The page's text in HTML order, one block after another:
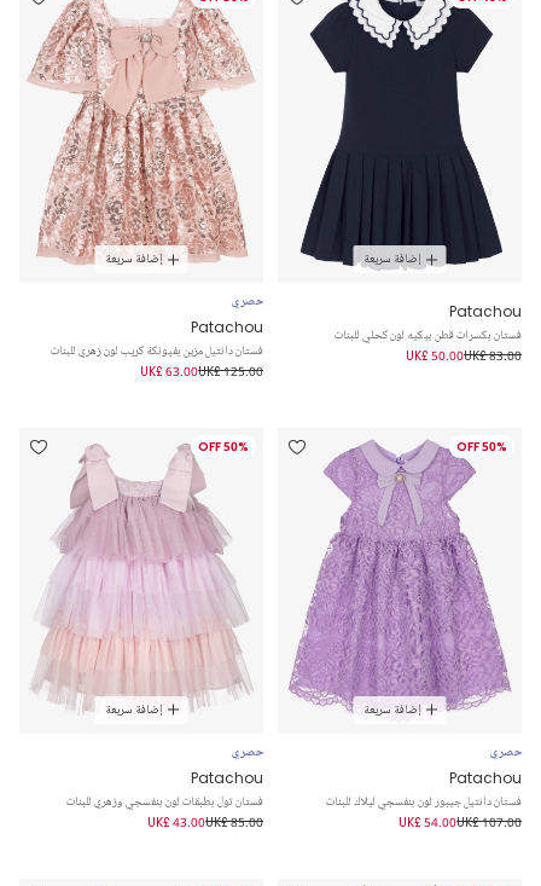
إضافة سريعة
Patachou
فستان بكسرات قطن بيكيه لون كحلي للبنات
UK£ 83.00
UK£ 50.00
إضافة سريعة
حصري
Patachou
فستان دانتيل مزين بفيونكة كريب لون زهري للبنات
UK£ 125.00
UK£ 63.00
50% OFF
إضافة سريعة
حصري
Patachou
فستان دانتيل جيبور لون بنفسجي ليلاك للبنات
UK£ 107.00
UK£ 54.00
50% OFF
إضافة سريعة
حصري
Patachou
فستان تول بطبقات لون بنفسجي وزهري للبنات
UK£ 85.00
UK£ 43.00